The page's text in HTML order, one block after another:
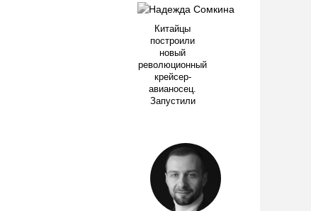
Китайцы
построили
новый
революционный
крейсер-
авианосец.
Запустили